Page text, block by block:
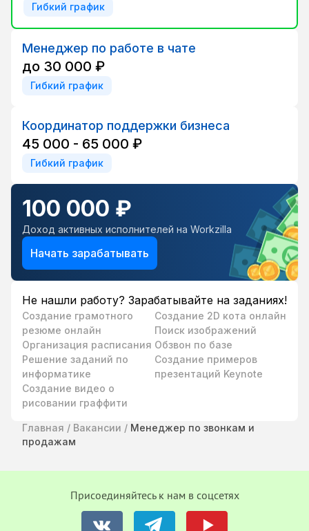
Гибкий график
Менеджер по работе в чате
до 30 000 ₽
Гибкий график
Координатор поддержки бизнеса
45 000 - 65 000 ₽
Гибкий график
100 000 ₽
Доход активных исполнителей на Workzilla
Начать зарабатывать
Не нашли работу? Зарабатывайте на заданиях!
Создание грамотного
резюме онлайн
Организация расписания
Решение заданий по
информатике
Создание видео о
рисовании граффити
Создание 2D кота онлайн
Поиск изображений
Обзвон по базе
Создание примеров
презентаций Keynote
Главная / Вакансии / Менеджер по звонкам и
продажам
Присоединяйтесь к нам в соцсетях